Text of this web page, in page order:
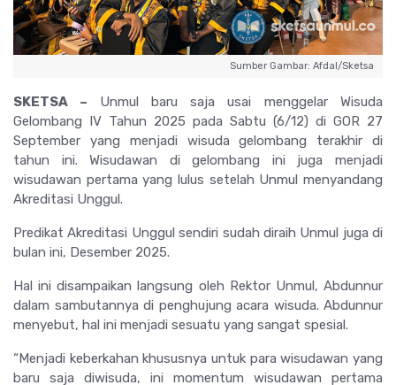
Sumber Gambar: Afdal/Sketsa
SKETSA – Unmul baru saja usai menggelar Wisuda
Gelombang IV Tahun 2025 pada Sabtu (6/12) di GOR 27
September yang menjadi wisuda gelombang terakhir di
tahun ini. Wisudawan di gelombang ini juga menjadi
wisudawan pertama yang lulus setelah Unmul menyandang
Akreditasi Unggul.
Predikat Akreditasi Unggul sendiri sudah diraih Unmul juga di
bulan ini, Desember 2025.
Hal ini disampaikan langsung oleh Rektor Unmul, Abdunnur
dalam sambutannya di penghujung acara wisuda. Abdunnur
menyebut, hal ini menjadi sesuatu yang sangat spesial.
“Menjadi keberkahan khususnya untuk para wisudawan yang
baru saja diwisuda, ini momentum wisudawan pertama